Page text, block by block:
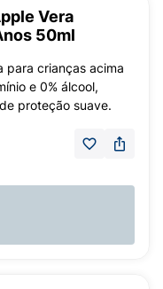
Vera
50ml
para crianças acima
e 0% álcool,
proteção suave.